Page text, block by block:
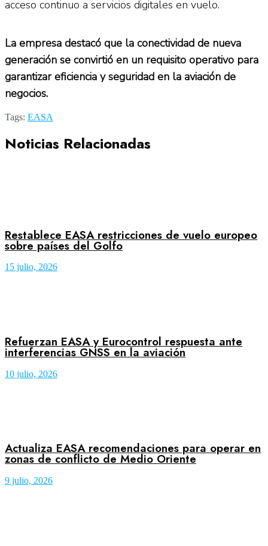
acceso continuo a servicios digitales en vuelo.
La empresa destacó que la conectividad de nueva
generación se convirtió en un requisito operativo para
garantizar eficiencia y seguridad en la aviación de
negocios.
Tags: EASA
Noticias Relacionadas
Restablece EASA restricciones de vuelo europeo
sobre países del Golfo
15 julio, 2026
Refuerzan EASA y Eurocontrol respuesta ante
interferencias GNSS en la aviación
10 julio, 2026
Actualiza EASA recomendaciones para operar en
zonas de conflicto de Medio Oriente
9 julio, 2026